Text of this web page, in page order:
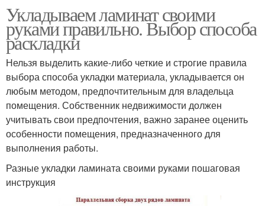
Укладываем ламинат своими
руками правильно. Выбор способа
раскладки
Нельзя выделить какие-либо четкие и строгие правила
выбора способа укладки материала, укладывается он
любым методом, предпочтительным для владельца
помещения. Собственник недвижимости должен
учитывать свои предпочтения, важно заранее оценить
особенности помещения, предназначенного для
выполнения работы.
Разные укладки ламината своими руками пошаговая
инструкция